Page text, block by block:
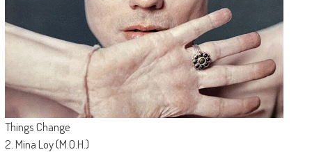
Things Change
2. Mina Loy (M.O.H.)